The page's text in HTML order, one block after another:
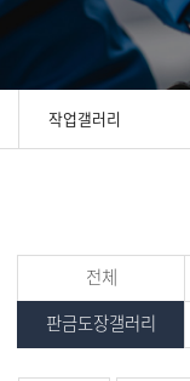
작업갤러리
전체
판금도장갤러리